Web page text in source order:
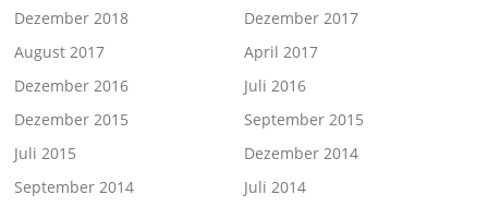
Dezember 2018
Dezember 2017
August 2017
April 2017
Dezember 2016
Juli 2016
Dezember 2015
September 2015
Juli 2015
Dezember 2014
September 2014
Juli 2014